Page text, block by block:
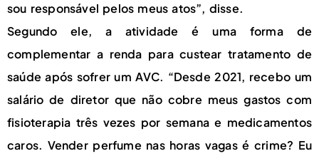
sou responsável pelos meus atos”, disse.
Segundo ele, a atividade é uma forma de
complementar a renda para custear tratamento de
saúde após sofrer um AVC. “Desde 2021, recebo um
salário de diretor que não cobre meus gastos com
fisioterapia três vezes por semana e medicamentos
caros. Vender perfume nas horas vagas é crime? Eu